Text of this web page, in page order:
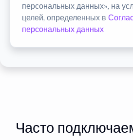
персональных данных», на
целей, определенных в
персональных данных
Часто